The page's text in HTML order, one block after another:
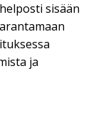
sisään
ja